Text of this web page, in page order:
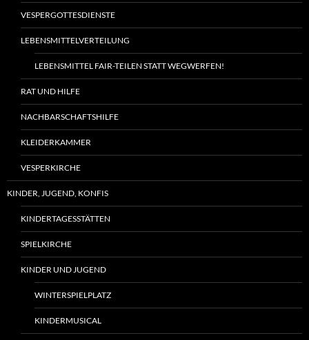
VESPERGOTTESDIENSTE
LEBENSMITTELVERTEILUNG
LEBENSMITTEL FAIR-TEILEN STATT WEGWERFEN!
RAT UND HILFE
NACHBARSCHAFTSHILFE
KLEIDERKAMMER
VESPERKIRCHE
KINDER, JUGEND, KONFIS
KINDERTAGESSTÄTTEN
SPIELKIRCHE
KINDER UND JUGEND
WINTERSPIELPLATZ
KINDERMUSICAL